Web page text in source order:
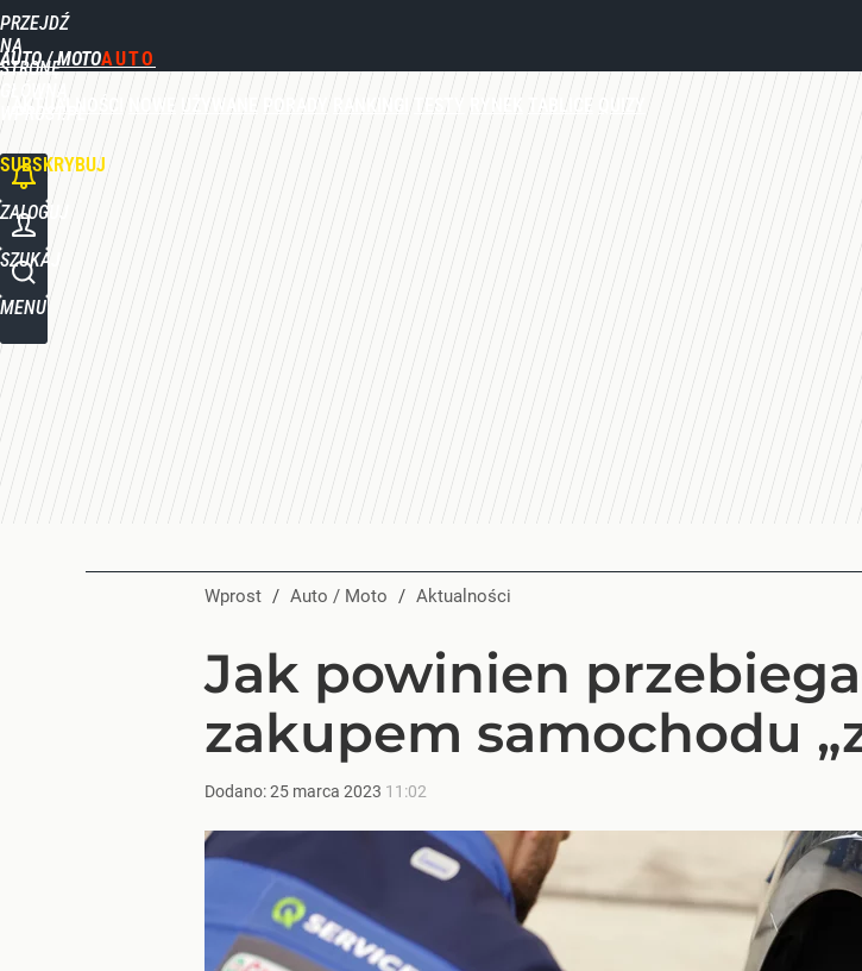
PRZEJDŹ
NA
STRONĘ
GŁÓWNĄ
WPROST.PL
AUTO / MOTO
AKTUALNOŚCI NOWE UŻYWANE PORADY RANKINGI TESTY RYNEK TABLICE QUIZY
SUBSKRYBUJ
ZALOGUJ
SZUKAJ
MENU
Wprost / Auto / Moto / Aktualności
Jak powinien
zakupem samochodu
Dodano:25 marca 2023 11:02